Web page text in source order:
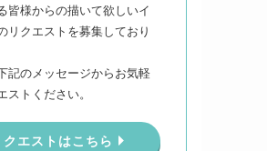
皆様からの描いて欲しいイ
リクエストを募集しており
記のメッセージからお気軽
ストください。
クエストはこちら